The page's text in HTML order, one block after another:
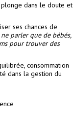
plonge dans le doute et
ses chances de
parler que de bébés,
pour trouver des
consommation
dans la gestion du